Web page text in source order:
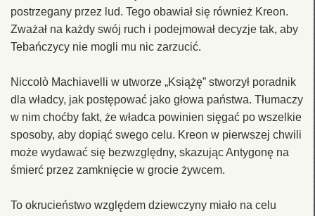
postrzegany przez lud. Tego obawiał się również Kreon.
Zważał na każdy swój ruch i podejmował decyzje tak, aby
Tebańczycy nie mogli mu nic zarzucić.
Niccolò Machiavelli w utworze „Książę” stworzył poradnik
dla władcy, jak postępować jako głowa państwa. Tłumaczy
w nim choćby fakt, że władca powinien sięgać po wszelkie
sposoby, aby dopiąć swego celu. Kreon w pierwszej chwili
może wydawać się bezwzględny, skazując Antygonę na
śmierć przez zamknięcie w grocie żywcem.
To okrucieństwo względem dziewczyny miało na celu